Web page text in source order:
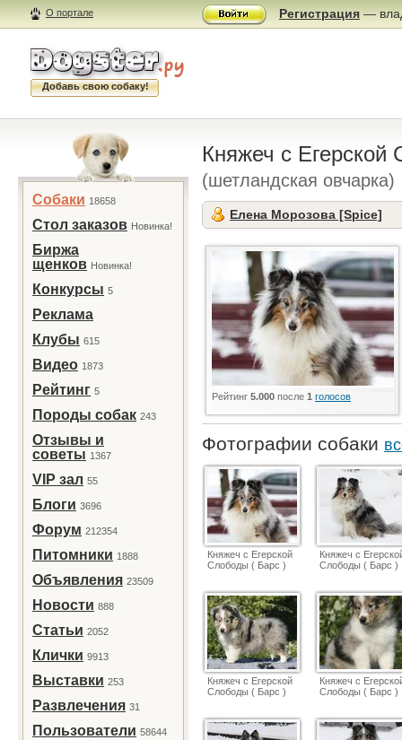
О портале Регистрация —
Добавь свою собаку!
Собаки 18658
Стол заказов Новинка!
Биржа
щенков Новинка!
Конкурсы 5
Реклама
Клубы 615
Видео 1873
Рейтинг 5
Породы собак 243
Отзывы и
советы 1367
VIP зал 55
Блоги 3696
Форум 212354
Питомники 1888
Объявления 23509
Новости 888
Статьи 2052
Клички 9913
Выставки 253
Развлечения 31
Пользователи 58644
Княжеч с
(шетландская овчарка)
Елена Морозова [Spice]
Рейтинг 5.000 после 1 голосов
Фотографии собаки
Княжеч с Егерской
Слободы ( Барс )
Княжеч с
Слободы ( Барс )
Княжеч с Егерской
Слободы ( Барс )
Княжеч с
Слободы ( Барс )